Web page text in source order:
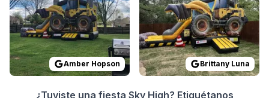
Reserva en
Ingresa tu
Elige tu
Visualiza
Reserva
Amber Hopson Brittany Luna
¿Tuviste una fiesta Sky High? Etiquétanos